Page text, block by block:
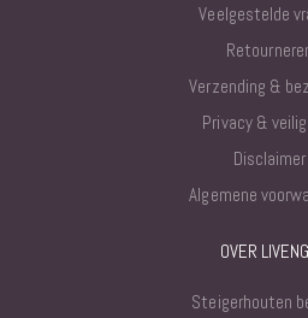
Veelgestelde
Verzending &
Privacy &
Disclaimer
Algemene
OVER
Steigerhouten